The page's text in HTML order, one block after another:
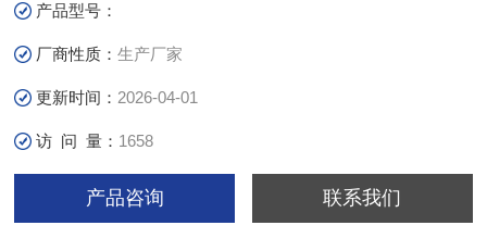
买、技术维护等服务，欢迎致电!
产品型号：
厂商性质：生产厂家
更新时间： 2026-04-01
访 问 量： 1658
产品咨询 联系我们